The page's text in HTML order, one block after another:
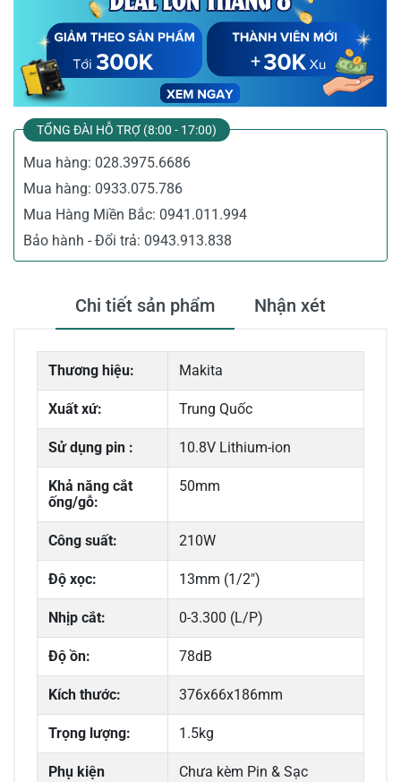
TỔNG ĐÀI HỖ TRỢ (8:00 - 17:00)
Mua hàng: 028.3975.6686
Mua hàng: 0933.075.786
Mua Hàng Miền Bắc: 0941.011.994
Bảo hành - Đổi trả: 0943.913.838
Chi tiết sản phẩm Nhận xét
Thương hiệu: Makita
Xuất xứ: Trung Quốc
Sử dụng pin : 10.8V Lithium-ion
Khả năng cắt
ống/gỗ:
50mm
Công suất: 210W
Độ xọc: 13mm (1/2")
Nhịp cắt: 0-3.300 (L/P)
Độ ồn: 78dB
Kích thước: 376x66x186mm
Trọng lượng: 1.5kg
Phụ kiện Chưa kèm Pin & Sạc